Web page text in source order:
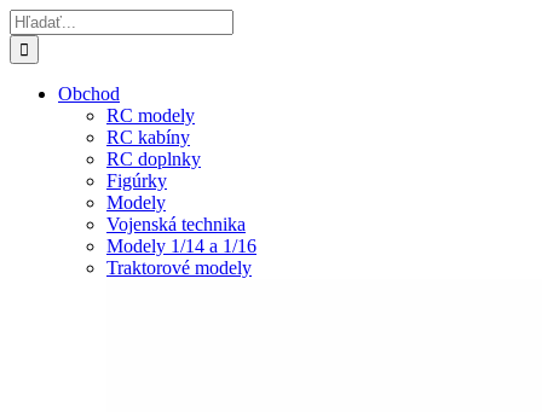
Skip
to
content
Hľadať:
Obchod
RC modely
RC kabíny
RC doplnky
Figúrky
Modely
Vojenská technika
Modely 1/14 a 1/16
Traktorové modely